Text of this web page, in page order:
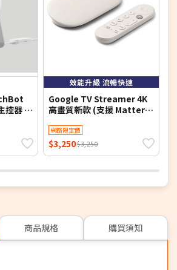
控器 智
效能升級 流暢快速
Google TV Streamer 4K
高畫質新款 (支援 Matter /
)網路限定價
$3,250$3,250
商品規格 購買須知